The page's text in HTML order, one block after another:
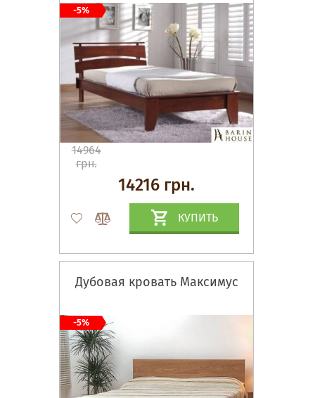
14964
грн.
14216 грн.
КУПИТЬ
-5%
Дубовая кровать Максимус
-5%